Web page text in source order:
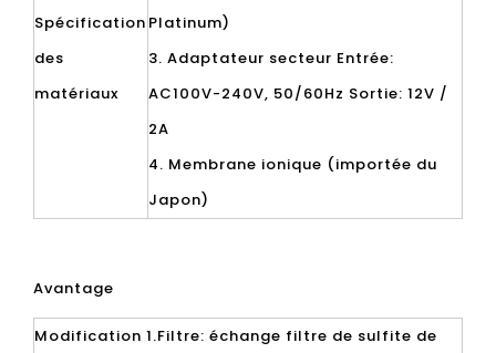
Spécification
des
matériaux
Platinum)
3. Adaptateur secteur Entrée:
AC100V-240V, 50/60Hz Sortie: 12V /
2A
4. Membrane ionique (importée du
Japon)
Avantage
Modification 1.Filtre: échange filtre de sulfite de